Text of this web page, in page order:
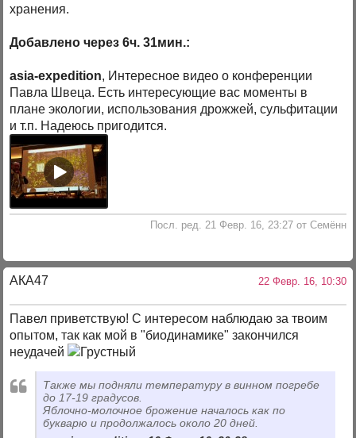
хранения.
Добавлено через 6ч. 31мин.:
asia-expedition, Интересное видео о конференции
Павла Швеца. Есть интересующие вас моменты в
плане экологии, использования дрожжей, сульфитации
и т.п. Надеюсь пригодится.
Посл. ред. 21 Февр. 16, 23:27 от Семённ
АКА47 22 Февр. 16, 10:30
Павел приветствую! С интересом наблюдаю за твоим
опытом, так как мой в "биодинамике" закончился
неудачей
Также мы подняли температуру в винном погребе
до 17-19 градусов.
Яблочно-молочное брожение началось как по
букварю и продолжалось около 20 дней.